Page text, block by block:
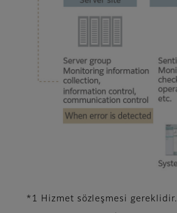
*1 Hizmet sözleşmesi gereklidir.